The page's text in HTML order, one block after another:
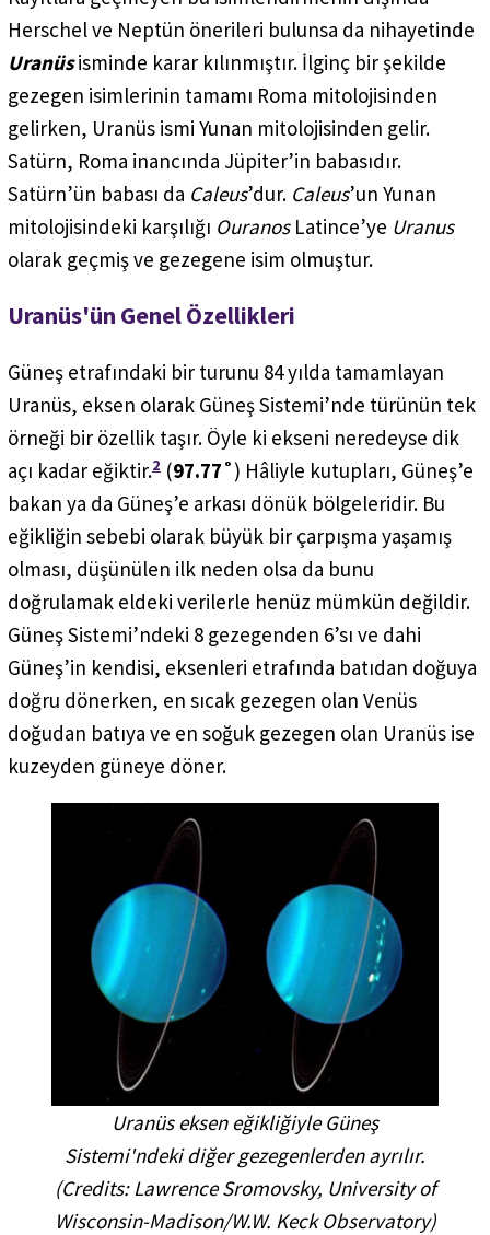
Herschel ve Neptün önerileri bulunsa da nihayetinde
Uranüsisminde karar kılınmıştır. İlginç bir şekilde
gezegen isimlerinin tamamı Roma mitolojisinden
gelirken, Uranüs ismi Yunan mitolojisinden gelir.
Satürn, Roma inancında Jüpiter’in babasıdır.
Satürn’ün babası da Caleus’dur. Caleus’un Yunan
mitolojisindeki karşılığı Ouranos Latince’ye Uranus
olarak geçmiş ve gezegene isim olmuştur.
Uranüs'ün Genel Özellikleri
Güneş etrafındaki bir turunu 84 yılda tamamlayan
Uranüs, eksen olarak Güneş Sistemi’nde türünün tek
örneği bir özellik taşır. Öyle ki ekseni neredeyse dik
açı kadar eğiktir.2 (97.77˚) Hâliyle kutupları, Güneş’e
bakan ya da Güneş’e arkası dönük bölgeleridir. Bu
eğikliğin sebebi olarak büyük bir çarpışma yaşamış
olması, düşünülen ilk neden olsa da bunu
doğrulamak eldeki verilerle henüz mümkün değildir.
Güneş Sistemi’ndeki 8 gezegenden 6’sı ve dahi
Güneş’in kendisi, eksenleri etrafında batıdan doğuya
doğru dönerken, en sıcak gezegen olan Venüs
doğudan batıya ve en soğuk gezegen olan Uranüs ise
kuzeyden güneye döner.
Uranüs eksen eğikliğiyle Güneş
Sistemi'ndeki diğer gezegenlerden ayrılır.
(Credits: Lawrence Sromovsky, University of
Wisconsin-Madison/W.W. Keck Observatory)